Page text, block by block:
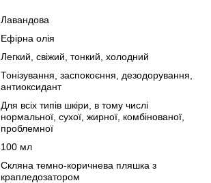
Лавандова
Ефірна олія
Легкий, свіжий, тонкий, холодний
Тонізування, заспокоєння, дезодорування,
антиоксидант
Для всіх типів шкіри, в тому числі
нормальної, сухої, жирної, комбінованої,
проблемної
100 мл
Скляна темно-коричнева пляшка з
крапледозатором